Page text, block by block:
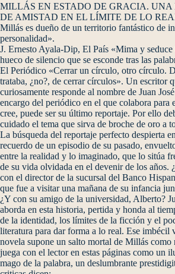
MILLÁS EN ESTADO DE GRACIA. UNA
DE AMISTAD EN EL LÍMITE DE LO
Millás es dueño de un territorio fantástico de
personalidad».
J. Ernesto Ayala-Dip, El País «Mima y seduce
hueco de silencio que se esconde tras las
El Periódico «Cerrar un círculo, otro círculo.
trataba, ¿no?, de cerrar círculos». Un escritor
curiosamente responde al nombre de Juan
encargo del periódico en el que colabora para
cree, puede ser su último reportaje. Por ello
cuidado el tema que sirva de broche de oro a
La búsqueda del reportaje perfecto despierta
recuerdo de un episodio de su pasado,
entre la realidad y lo imaginado, que lo sitúa
de su vida olvidada en el devenir de los años.
con el director de la sucursal del Banco
que fue a visitar una mañana de su infancia
¿Y con su amigo de la universidad, Alberto?
aborda en esta historia, pertida y honda al
de la identidad, los límites de la ficción y el
literatura para dar forma a lo real. Ese imbécil
novela supone un salto mortal de Millás como
juega con el lector en estas páginas como un
mago de la palabra, un deslumbrante